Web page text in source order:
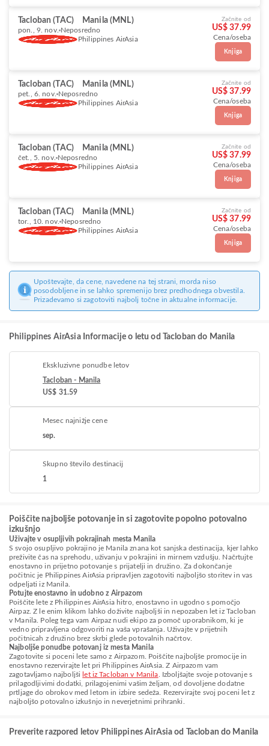
Tacloban (TAC) Manila (MNL)
pon., 9. nov. Neposredno
Philippines AirAsia
Začnite od
US$ 37.99
Cena/oseba
Knjiga
Tacloban (TAC) Manila (MNL)
pet., 6. nov. Neposredno
Philippines AirAsia
Začnite od
US$ 37.99
Cena/oseba
Knjiga
Tacloban (TAC) Manila (MNL)
čet., 5. nov. Neposredno
Philippines AirAsia
Začnite od
US$ 37.99
Cena/oseba
Knjiga
Tacloban (TAC) Manila (MNL)
tor., 10. nov. Neposredno
Philippines AirAsia
Začnite od
US$ 37.99
Cena/oseba
Knjiga
Upoštevajte, da cene, navedene na tej strani, morda niso
posodobljene in se lahko spremenijo brez predhodnega obvestila.
Prizadevamo si zagotoviti najbolj točne in aktualne informacije.
Philippines AirAsia Informacije o letu od Tacloban do Manila
Ekskluzivne ponudbe letov
Tacloban - Manila
US$ 31.59
Mesec najnižje cene
sep.
Skupno število destinacij
1
Poiščite najboljše potovanje in si zagotovite popolno potovalno
izkušnjo
Uživajte v osupljivih pokrajinah mesta Manila
S svojo osupljivo pokrajino je Manila znana kot sanjska destinacija, kjer lahko
preživite čas na sprehodu, uživanju v pokrajini in mirnem vzdušju. Načrtujte
enostavno in prijetno potovanje s prijatelji in družino. Za dokončanje
počitnic je Philippines AirAsia pripravljen zagotoviti najboljšo storitev in vas
odpeljati iz Manila.
Potujte enostavno in udobno z Airpazom
Poiščite lete z Philippines AirAsia hitro, enostavno in ugodno s pomočjo
Airpaz. Z le enim klikom lahko doživite najboljši in nepozaben let iz Tacloban
v Manila. Poleg tega vam Airpaz nudi ekipo za pomoč uporabnikom, ki je
vedno pripravljena odgovoriti na vaša vprašanja. Uživajte v prijetnih
počitnicah z družino brez skrbi glede potovalnih načrtov.
Najboljše ponudbe potovanj iz mesta Manila
Zagotovite si poceni lete samo z Airpazom. Poiščite najboljše promocije in
enostavno rezervirajte let pri Philippines AirAsia. Z Airpazom vam
zagotavljamo najboljši let iz Tacloban v Manila . Izboljšajte svoje potovanje s
prilagodljivimi dodatki, prilagojenimi vašim željam, od dovoljene dodatne
prtljage do obrokov med letom in izbire sedeža. Rezervirajte svoj poceni let z
najboljšo potovalno izkušnjo in neverjetnimi prihranki.
Preverite razpored letov Philippines AirAsia od Tacloban do Manila